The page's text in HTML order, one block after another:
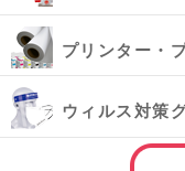
プリンター・
ウィルス対策